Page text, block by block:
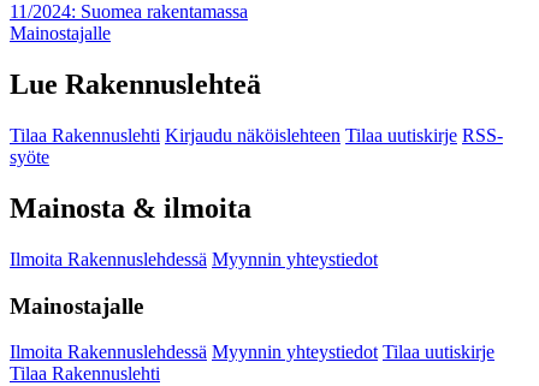
11/2024: Suomea rakentamassa
Mainostajalle
Lue Rakennuslehteä
Tilaa Rakennuslehti Kirjaudu näköislehteen Tilaa uutiskirje RSS-
syöte
Mainosta & ilmoita
Ilmoita Rakennuslehdessä Myynnin yhteystiedot
Mainostajalle
Ilmoita Rakennuslehdessä Myynnin yhteystiedot Tilaa uutiskirje
Tilaa Rakennuslehti